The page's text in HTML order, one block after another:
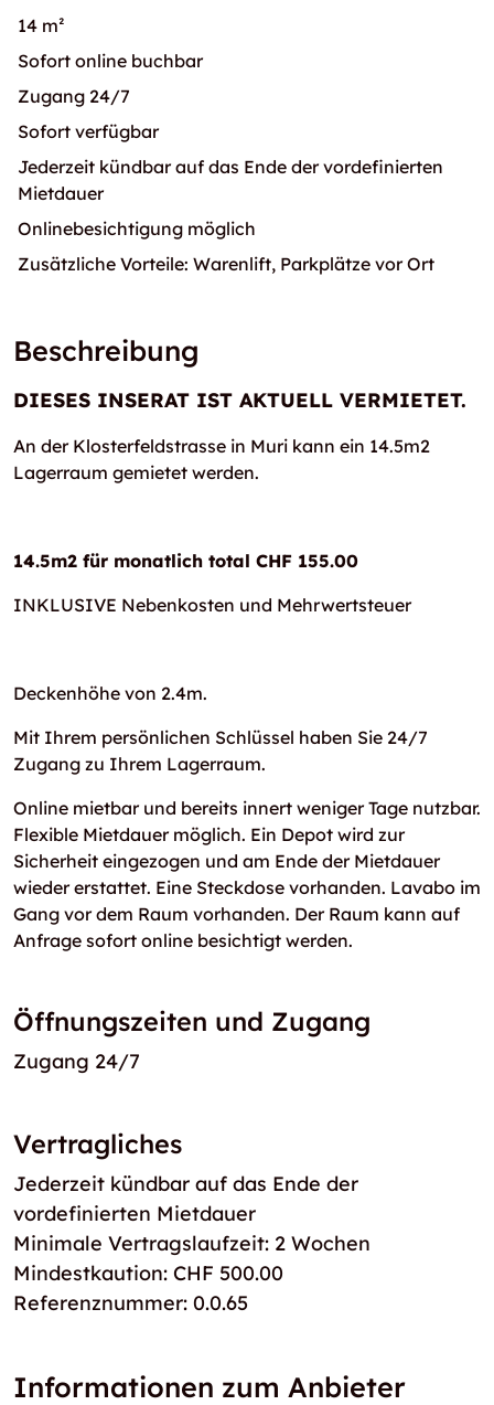
14 m²
Sofort online buchbar
Zugang 24/7
Sofort verfügbar
Jederzeit kündbar auf das Ende der vordefinierten
Mietdauer
Onlinebesichtigung möglich
Zusätzliche Vorteile: Warenlift, Parkplätze vor Ort
Beschreibung
DIESES INSERAT IST AKTUELL VERMIETET.
An der Klosterfeldstrasse in Muri kann ein 14.5m2
Lagerraum gemietet werden.
14.5m2 für monatlich total CHF 155.00
INKLUSIVE Nebenkosten und Mehrwertsteuer
Deckenhöhe von 2.4m.
Mit Ihrem persönlichen Schlüssel haben Sie 24/7
Zugang zu Ihrem Lagerraum.
Online mietbar und bereits innert weniger Tage nutzbar.
Flexible Mietdauer möglich. Ein Depot wird zur
Sicherheit eingezogen und am Ende der Mietdauer
wieder erstattet. Eine Steckdose vorhanden. Lavabo im
Gang vor dem Raum vorhanden. Der Raum kann auf
Anfrage sofort online besichtigt werden.
Öffnungszeiten und Zugang
Zugang 24/7
Vertragliches
Jederzeit kündbar auf das Ende der
vordefinierten Mietdauer
Minimale Vertragslaufzeit: 2 Wochen
Mindestkaution: CHF 500.00
Referenznummer: 0.0.65
Informationen zum Anbieter